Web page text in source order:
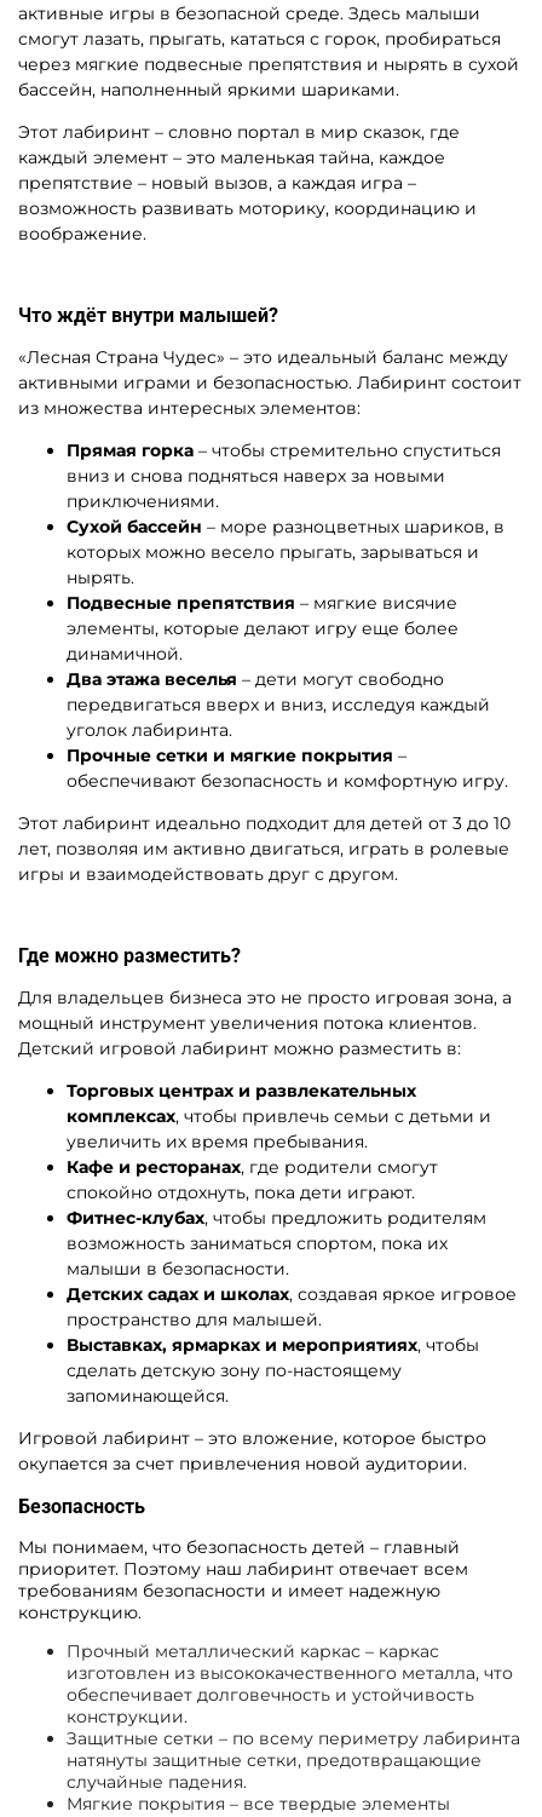
активные игры в безопасной среде. Здесь малыши
смогут лазать, прыгать, кататься с горок, пробираться
через мягкие подвесные препятствия и нырять в сухой
бассейн, наполненный яркими шариками.
Этот лабиринт – словно портал в мир сказок, где
каждый элемент – это маленькая тайна, каждое
препятствие – новый вызов, а каждая игра –
возможность развивать моторику, координацию и
воображение.
Что ждёт внутри малышей?
«Лесная Страна Чудес» – это идеальный баланс между
активными играми и безопасностью. Лабиринт состоит
из множества интересных элементов:
Прямая горка – чтобы стремительно спуститься
вниз и снова подняться наверх за новыми
приключениями.
Сухой бассейн – море разноцветных шариков, в
которых можно весело прыгать, зарываться и
нырять.
Подвесные препятствия – мягкие висячие
элементы, которые делают игру еще более
динамичной.
Два этажа веселья – дети могут свободно
передвигаться вверх и вниз, исследуя каждый
уголок лабиринта.
Прочные сетки и мягкие покрытия –
обеспечивают безопасность и комфортную игру.
Этот лабиринт идеально подходит для детей от 3 до 10
лет, позволяя им активно двигаться, играть в ролевые
игры и взаимодействовать друг с другом.
Где можно разместить?
Для владельцев бизнеса это не просто игровая зона, а
мощный инструмент увеличения потока клиентов.
Детский игровой лабиринт можно разместить в:
Торговых центрах и развлекательных
комплексах, чтобы привлечь семьи с детьми и
увеличить их время пребывания.
Кафе и ресторанах, где родители смогут
спокойно отдохнуть, пока дети играют.
Фитнес-клубах, чтобы предложить родителям
возможность заниматься спортом, пока их
малыши в безопасности.
Детских садах и школах, создавая яркое игровое
пространство для малышей.
Выставках, ярмарках и мероприятиях, чтобы
сделать детскую зону по-настоящему
запоминающейся.
Игровой лабиринт – это вложение, которое быстро
окупается за счет привлечения новой аудитории.
Безопасность
Мы понимаем, что безопасность детей – главный
приоритет. Поэтому наш лабиринт отвечает всем
требованиям безопасности и имеет надежную
конструкцию.
Прочный металлический каркас – каркас
изготовлен из высококачественного металла, что
обеспечивает долговечность и устойчивость
конструкции.
Защитные сетки – по всему периметру лабиринта
натянуты защитные сетки, предотвращающие
случайные падения.
Мягкие покрытия – все твердые элементы